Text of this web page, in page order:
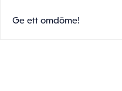
Ge ett omdöme!